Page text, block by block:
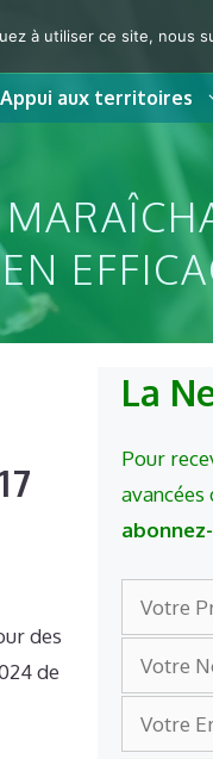
Appui aux territoires
des
de
La
Pour
avancées
à utiliser ce site, nous